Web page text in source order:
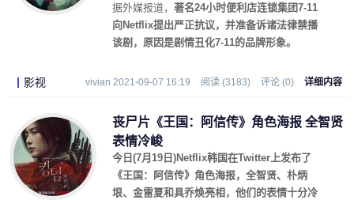
据外媒报道， 著名24小时便利店连锁集团7-11
向Netflix提出严正抗议，并准备诉诸法律禁播
该剧，原因是剧情丑化7-11的品牌形象。
影视 vivian 2021-09-07 16:19 阅读 (3183) 评论 (0) 详细内容
丧尸片《王国：阿信传》角色海报 全智贤
表情冷峻
今日(7月19日)Netflix韩国在Twitter上发布了
《王国：阿信传》角色海报，全智贤、朴炳
垠、金雷夏和具乔焕亮相，他们的表情十分冷